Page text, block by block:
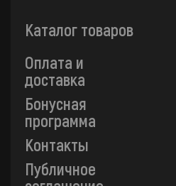
Каталог товаров
Оплата и
доставка
Бонусная
программа
Контакты
Публичное